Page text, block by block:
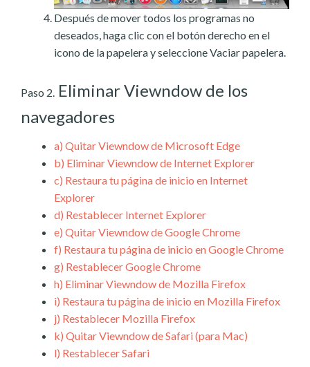
Después de mover todos los programas no
deseados, haga clic con el botón derecho en el
icono de la papelera y seleccione Vaciar papelera.
Paso 2. Eliminar Viewndow de los
navegadores
a) Quitar Viewndow de Microsoft Edge
b) Eliminar Viewndow de Internet Explorer
c) Restaura tu página de inicio en Internet
Explorer
d) Restablecer Internet Explorer
e) Quitar Viewndow de Google Chrome
f) Restaura tu página de inicio en Google Chrome
g) Restablecer Google Chrome
h) Eliminar Viewndow de Mozilla Firefox
i) Restaura tu página de inicio en Mozilla Firefox
j) Restablecer Mozilla Firefox
k) Quitar Viewndow de Safari (para Mac)
l) Restablecer Safari